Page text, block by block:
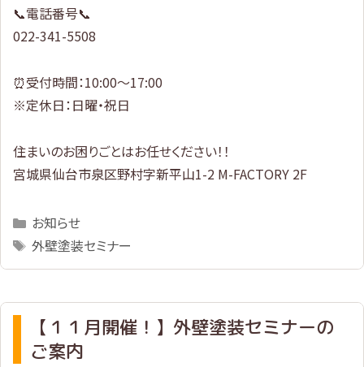
📞電話番号📞
022-341-5508
⏰受付時間：10:00～17:00
※定休日：日曜・祝日
住まいのお困りごとはお任せください！！
宮城県仙台市泉区野村字新平山1-2 M-FACTORY 2F
Categories
お知らせ
Tags
外壁塗装セミナー
【１１月開催！】外壁塗装セミナーの
ご案内